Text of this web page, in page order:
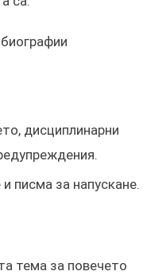
дисциплинарни
писма за напускане.
тема за повечето